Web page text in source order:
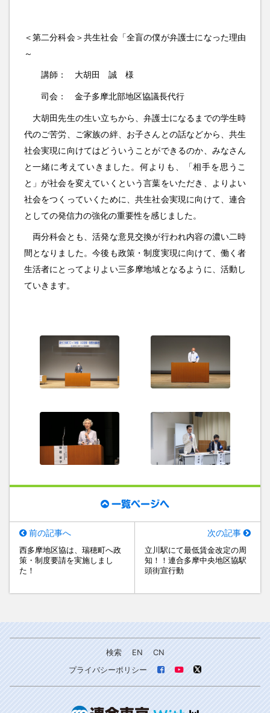
＜第二分科会＞共生社会「全盲の僕が弁護士になった理由
～
講師： 大胡田 誠 様
司会： 金子多摩北部地区協議長代行
大胡田先生の生い立ちから、弁護士になるまでの学生時
代のご苦労、ご家族の絆、お子さんとの話などから、共生
社会実現に向けてはどういうことができるのか、みなさん
と一緒に考えていきました。何よりも、「相手を思うこ
と」が社会を変えていくという言葉をいただき、よりよい
社会をつくっていくために、共生社会実現に向けて、連合
としての発信力の強化の重要性を感じました。
両分科会とも、活発な意見交換が行われ内容の濃い二時
間となりました。今後も政策・制度実現に向けて、働く者
生活者にとってよりよい三多摩地域となるように、活動し
ていきます。
一覧ページへ
前の記事へ
西多摩地区協は、瑞穂町へ政
策・制度要請を実施しまし
た！
次の記事
立川駅にて最低賃金改定の周
知！！連合多摩中央地区協駅
頭街宣行動
検索 EN
CN
プライバシーポリシー